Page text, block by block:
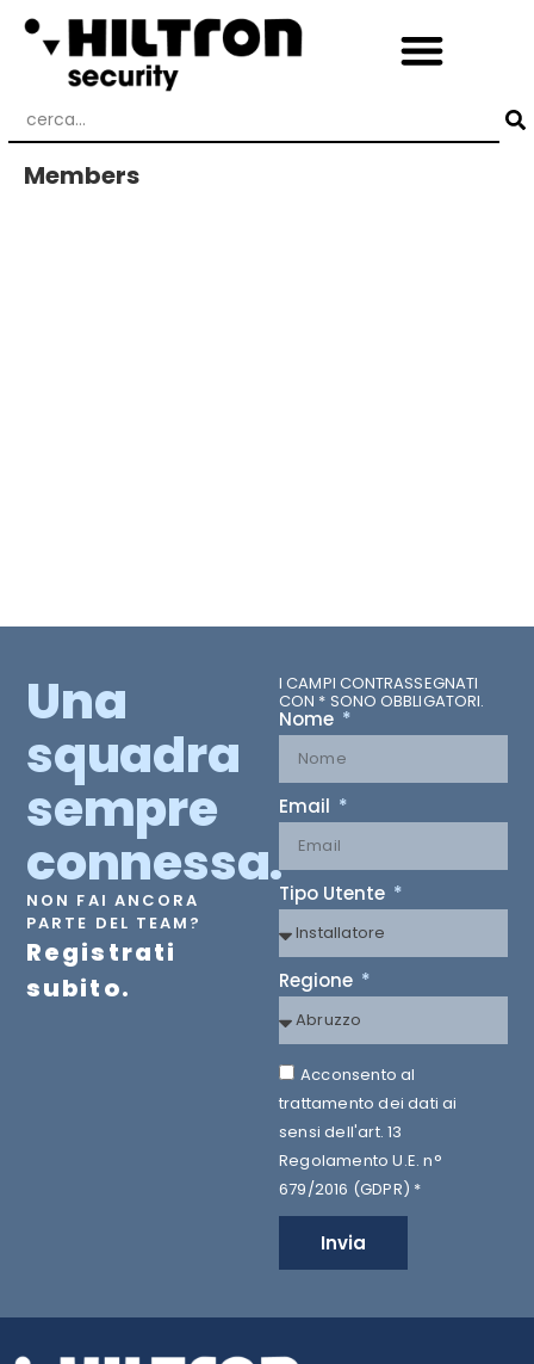
Members
Una
squadra
sempre
connessa.
NON FAI ANCORA
PARTE DEL TEAM?
Registrati
subito.
I CAMPI CONTRASSEGNATI
CON * SONO OBBLIGATORI.
Nome
Email
Tipo Utente
Regione
Acconsento al
trattamento dei dati ai
sensi dell'art. 13
Regolamento U.E. n°
679/2016 (GDPR) *
Invia